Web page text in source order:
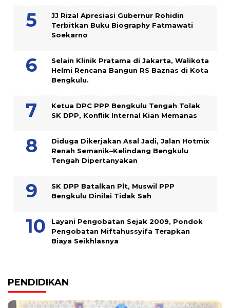
JJ Rizal Apresiasi Gubernur Rohidin
Terbitkan Buku Biography Fatmawati
Soekarno
Selain Klinik Pratama di Jakarta, Walikota
Helmi Rencana Bangun RS Baznas di Kota
Bengkulu.
Ketua DPC PPP Bengkulu Tengah Tolak
SK DPP, Konflik Internal Kian Memanas
Diduga Dikerjakan Asal Jadi, Jalan Hotmix
Renah Semanik–Kelindang Bengkulu
Tengah Dipertanyakan
SK DPP Batalkan Plt, Muswil PPP
Bengkulu Dinilai Tidak Sah
Layani Pengobatan Sejak 2009, Pondok
Pengobatan Miftahussyifa Terapkan
Biaya Seikhlasnya
PENDIDIKAN